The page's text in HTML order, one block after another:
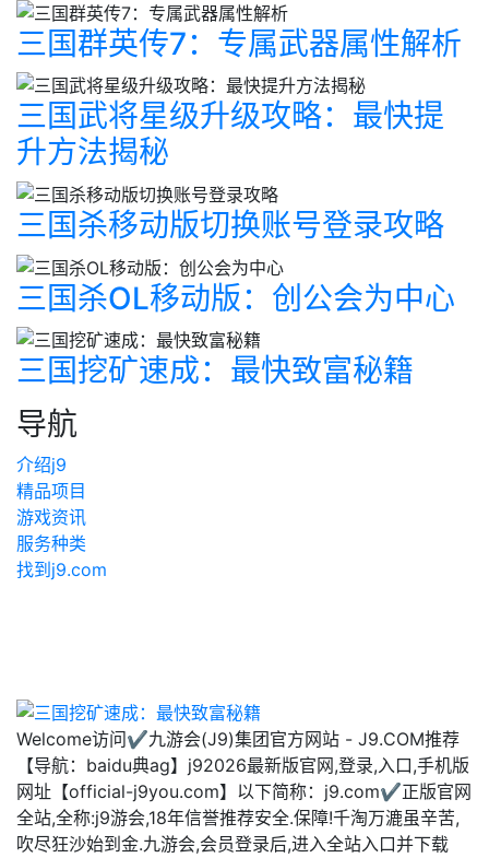
三国群英传7：专属武器属性解析
三国武将星级升级攻略：最快提
升方法揭秘
三国杀移动版切换账号登录攻略
三国杀OL移动版：创公会为中心
三国挖矿速成：最快致富秘籍
导航
介绍j9
精品项目
游戏资讯
服务种类
找到j9.com
Welcome访问✔九游会(J9)集团官方网站 - J9.COM推荐
【导航：baidu典ag】j92026最新版官网,登录,入口,手机版
网址【official-j9you.com】以下简称：j9.com✔正版官网
全站,全称:j9游会,18年信誉推荐安全.保障!千淘万漉虽辛苦,
吹尽狂沙始到金.九游会,会员登录后,进入全站入口并下载